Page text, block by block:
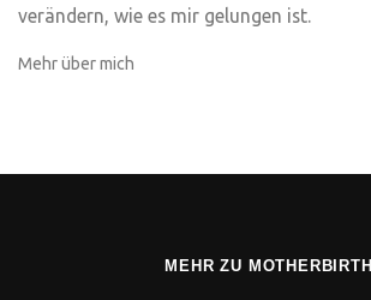
verändern, wie es mir gelungen ist.
Mehr über mich
MEHR ZU MOTHERBIRTH